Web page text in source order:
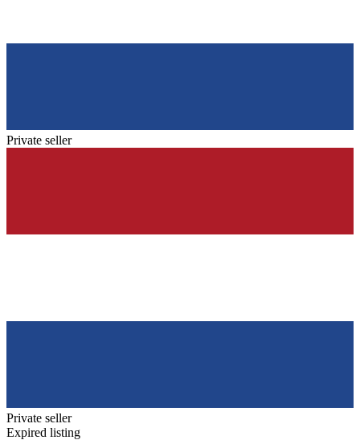
Private seller
Private seller
Expired listing